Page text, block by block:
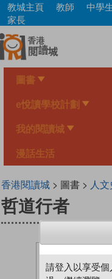
Skip
main
content
教城主頁 教師 中學
家長
圖書
e悅讀學校計劃
我的閱讀城
漫話生活
香港閱讀城> 圖書 > 人
哲道行者
請登入以享受